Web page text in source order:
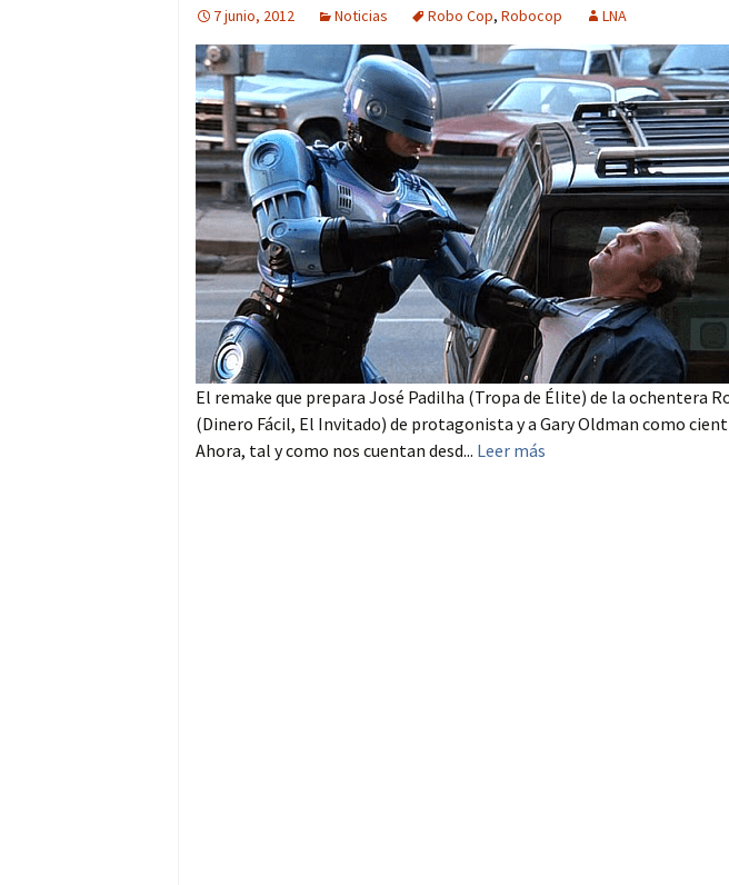
7 junio, 2012 Noticias Robo Cop, Robocop LNA
El remake que prepara José Padilha (Tropa de Élite) de la ochentera
(Dinero Fácil, El Invitado) de protagonista y a Gary Oldman como
Ahora, tal y como nos cuentan desd... Leer más